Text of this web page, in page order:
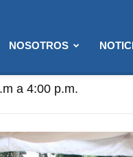
NOSOTROS
a 4:00 p.m.
a 12:00 p.m. (Solo